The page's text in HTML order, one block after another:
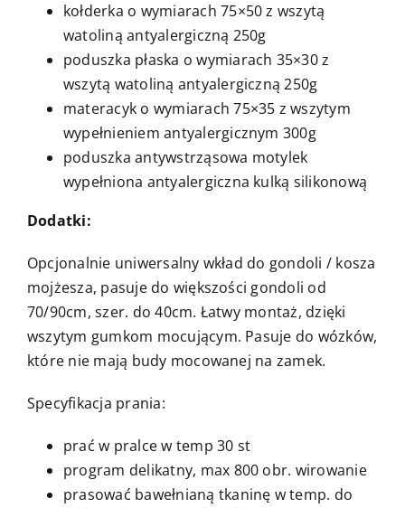
kołderka o wymiarach 75×50 z wszytą
watoliną antyalergiczną 250g
poduszka płaska o wymiarach 35×30 z
wszytą watoliną antyalergiczną 250g
materacyk o wymiarach 75×35 z wszytym
wypełnieniem antyalergicznym 300g
poduszka antywstrząsowa motylek
wypełniona antyalergiczna kulką silikonową
Dodatki:
Opcjonalnie uniwersalny wkład do gondoli / kosza
mojżesza, pasuje do większości gondoli od
70/90cm, szer. do 40cm. Łatwy montaż, dzięki
wszytym gumkom mocującym. Pasuje do wózków,
które nie mają budy mocowanej na zamek.
Specyfikacja prania:
prać w pralce w temp 30 st
program delikatny, max 800 obr. wirowanie
prasować bawełnianą tkaninę w temp. do